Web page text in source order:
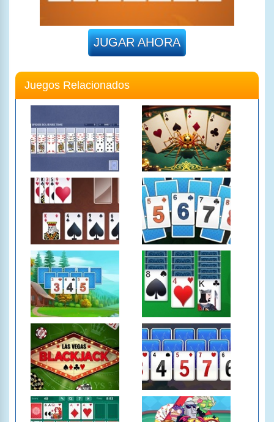
JUGAR AHORA
Juegos Relacionados